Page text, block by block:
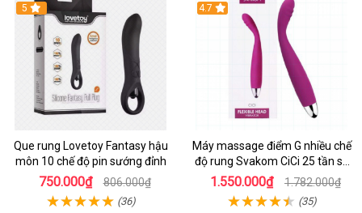
Hot
5
Que rung Lovetoy Fantasy hậu
môn 10 chế độ pin sướng đỉnh
750.000₫ 806.000₫
(36)
Hot
4.7
Máy massage điểm G nhiều chế
độ rung Svakom CiCi 25 tần số
kích thích
1.550.000₫ 1.782.000₫
(35)